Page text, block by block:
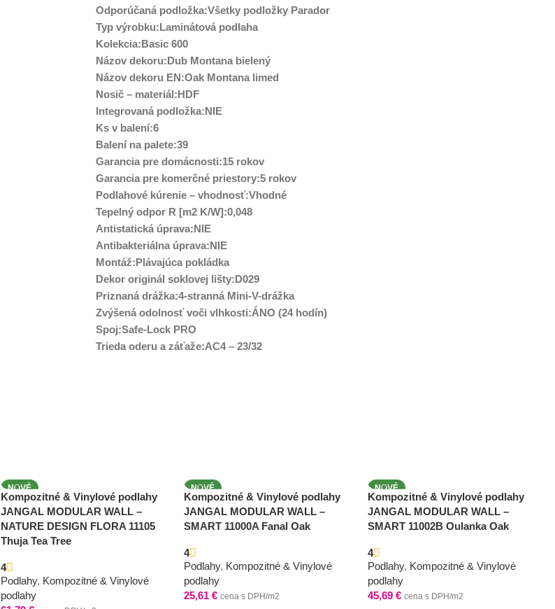
Odporúčaná podložka:Všetky podložky Parador
Typ výrobku:Laminátová podlaha
Kolekcia:Basic 600
Názov dekoru:Dub Montana bielený
Názov dekoru EN:Oak Montana limed
Nosič – materiál:HDF
Integrovaná podložka:NIE
Ks v balení:6
Balení na palete:39
Garancia pre domácnosti:15 rokov
Garancia pre komerčné priestory:5 rokov
Podlahové kúrenie – vhodnosť:Vhodné
Tepelný odpor R [m2 K/W]:0,048
Antistatická úprava:NIE
Antibakteriálna úprava:NIE
Montáž:Plávajúca pokládka
Dekor originál soklovej lišty:D029
Priznaná drážka:4-stranná Mini-V-drážka
Zvýšená odolnosť voči vlhkosti:ÁNO (24 hodín)
Spoj:Safe-Lock PRO
Trieda oderu a záťaže:AC4 – 23/32
NOVÉ
Kompozitné & Vinylové podlahy
JANGAL MODULAR WALL –
NATURE DESIGN FLORA 11105
Thuja Tea Tree
4
Podlahy, Kompozitné & Vinylové
podlahy
NOVÉ
Kompozitné & Vinylové podlahy
JANGAL MODULAR WALL –
SMART 11000A Fanal Oak
4
Podlahy, Kompozitné & Vinylové
podlahy
25,61€ cena s DPH/m2
NOVÉ
Kompozitné & Vinylové podlahy
JANGAL MODULAR WALL –
SMART 11002B Oulanka Oak
4
Podlahy, Kompozitné & Vinylové
podlahy
45,69€ cena s DPH/m2